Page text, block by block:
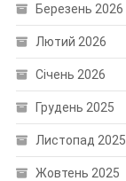
Березень 2026
Лютий 2026
Січень 2026
Грудень 2025
Листопад 2025
Жовтень 2025